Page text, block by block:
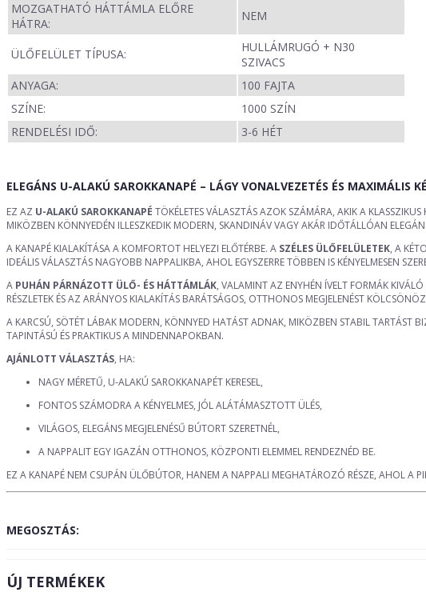
MOZGATHATÓ HÁTTÁMLA ELŐRE
HÁTRA:
NEM
ÜLŐFELÜLET TÍPUSA:
HULLÁMRUGÓ + N30
SZIVACS
ANYAGA:
100 FAJTA
SZÍNE:
1000 SZÍN
RENDELÉSI IDŐ:
3-6 HÉT
ELEGÁNS U-ALAKÚ SAROKKANAPÉ – LÁGY VONALVEZETÉS ÉS MAXIMÁLIS
EZ AZ U-ALAKÚ SAROKKANAPÉ TÖKÉLETES VÁLASZTÁS AZOK SZÁMÁRA, AKIK A KLASSZIKUS
MIKÖZBEN KÖNNYEDÉN ILLESZKEDIK MODERN, SKANDINÁV VAGY AKÁR IDŐTÁLLÓAN
A KANAPÉ KIALAKÍTÁSA A KOMFORTOT HELYEZI ELŐTÉRBE. A SZÉLES ÜLŐFELÜLETEK, A
IDEÁLIS VÁLASZTÁS NAGYOBB NAPPALIKBA, AHOL EGYSZERRE TÖBBEN IS KÉNYELMESEN
A PUHÁN PÁRNÁZOTT ÜLŐ- ÉS HÁTTÁMLÁK, VALAMINT AZ ENYHÉN ÍVELT FORMÁK
RÉSZLETEK ÉS AZ ARÁNYOS KIALAKÍTÁS BARÁTSÁGOS, OTTHONOS MEGJELENÉST
A KARCSÚ, SÖTÉT LÁBAK MODERN, KÖNNYED HATÁST ADNAK, MIKÖZBEN STABIL TARTÁST
TAPINTÁSÚ ÉS PRAKTIKUS A MINDENNAPOKBAN.
AJÁNLOTT VÁLASZTÁS, HA:
NAGY MÉRETŰ, U-ALAKÚ SAROKKANAPÉT KERESEL,
FONTOS SZÁMODRA A KÉNYELMES, JÓL ALÁTÁMASZTOTT ÜLÉS,
VILÁGOS, ELEGÁNS MEGJELENÉSŰ BÚTORT SZERETNÉL,
A NAPPALIT EGY IGAZÁN OTTHONOS, KÖZPONTI ELEMMEL RENDEZNÉD BE.
EZ A KANAPÉ NEM CSUPÁN ÜLŐBÚTOR, HANEM A NAPPALI MEGHATÁROZÓ RÉSZE, AHOL A
MEGOSZTÁS:
ÚJ TERMÉKEK